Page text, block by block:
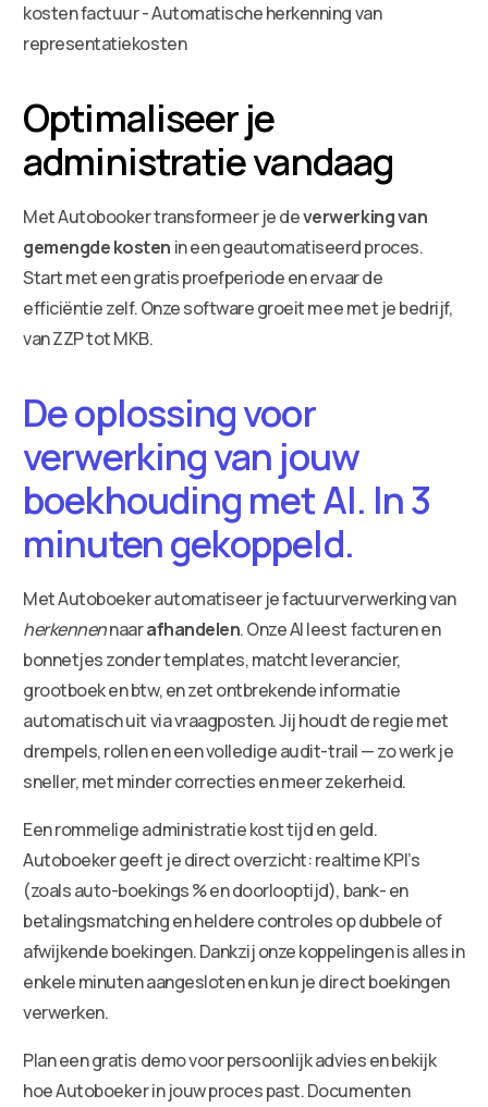
Optimaliseer je
administratie vandaag
Met Autobooker transformeer je deverwerking van
gemengde kosten in een geautomatiseerd proces.
Start met een gratis proefperiode en ervaar de
efficiëntie zelf. Onze software groeit mee met je bedrijf,
van ZZP tot MKB.
De oplossing voor
verwerking van jouw
boekhouding met AI. In 3
minuten gekoppeld.
Met Autoboeker automatiseer je factuurverwerking van
herkennennaarafhandelen. Onze AI leest facturen en
bonnetjes zonder templates, matcht leverancier,
grootboek en btw, en zet ontbrekende informatie
automatisch uit via vraagposten. Jij houdt de regie met
drempels, rollen en een volledige audit-trail — zo werk je
sneller, met minder correcties en meer zekerheid.
Een rommelige administratie kost tijd en geld.
Autoboeker geeft je direct overzicht: realtime KPI’s
(zoals auto-boekings % en doorlooptijd), bank- en
betalingsmatching en heldere controles op dubbele of
afwijkende boekingen. Dankzij onze koppelingen is alles in
enkele minuten aangesloten en kun je direct boekingen
verwerken.
Plan een gratis demo voor persoonlijk advies en bekijk
hoe Autoboeker in jouw proces past. Documenten